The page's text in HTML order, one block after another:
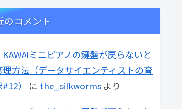
のコメント
ミニピアノの鍵盤が戻らないと
理方法（データサイエンティストの育
）
に the_silkworms より